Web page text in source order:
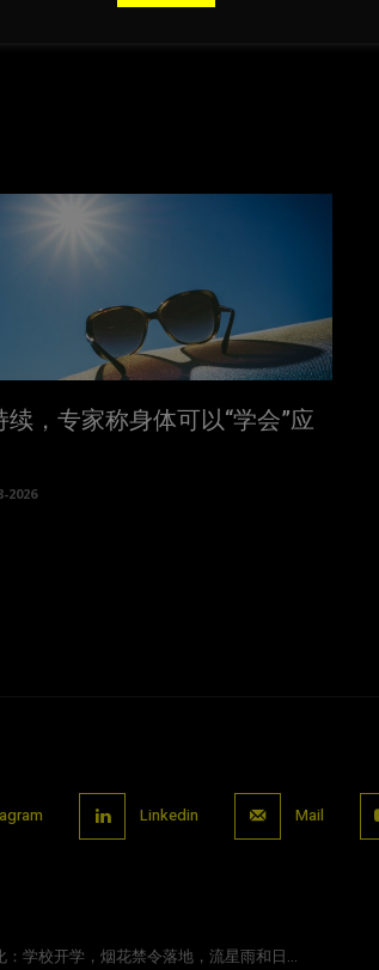
，专家称身体可以“学会”应
2026
Linkedin Mail
：学校开学，烟花禁令落地，流星雨和日...